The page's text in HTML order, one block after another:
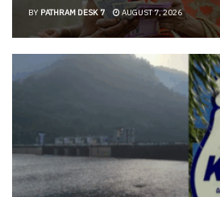
BY PATHRAM DESK 7 AUGUST 7, 2026